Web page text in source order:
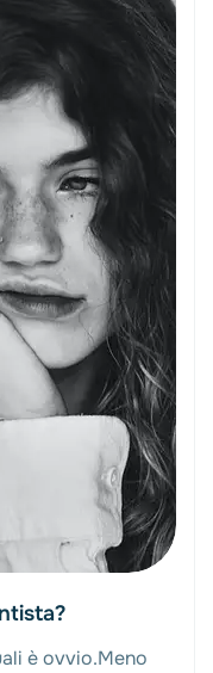
è ovvio.Meno